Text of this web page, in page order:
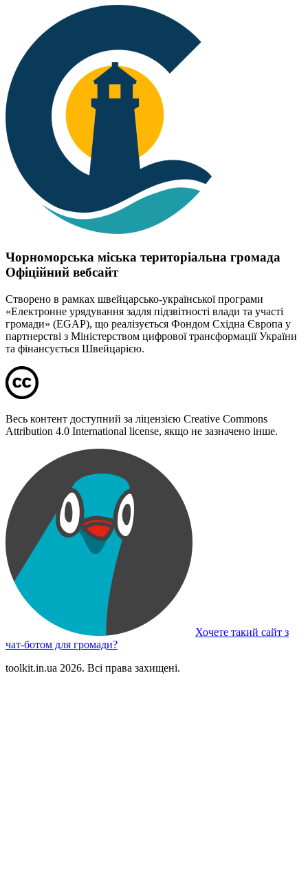
Чорноморська міська територіальна громада
Офіційний вебсайт
Створено в рамках швейцарсько-української програми
«Електронне урядування задля підзвітності влади та участі
громади» (EGAP), що реалізується Фондом Східна Європа у
партнерстві з Міністерством цифрової трансформації України
та фінансується Швейцарією.
Весь контент доступний за ліцензією Creative Commons
Attribution 4.0 International license, якщо не зазначено інше.
Хочете такий сайт з
чат-ботом для громади?
toolkit.in.ua 2026. Всі права захищені.